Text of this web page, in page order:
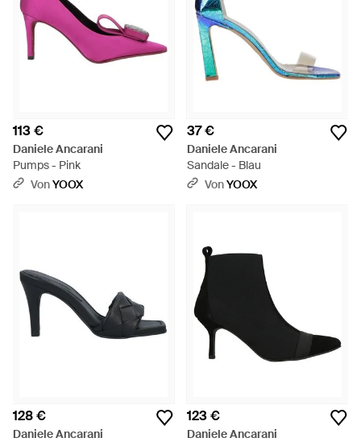
113 €
Daniele Ancarani
Pumps - Pink
VonYOOX
37 €
Daniele Ancarani
Sandale - Blau
VonYOOX
128 €
Daniele Ancarani
123 €
Daniele Ancarani